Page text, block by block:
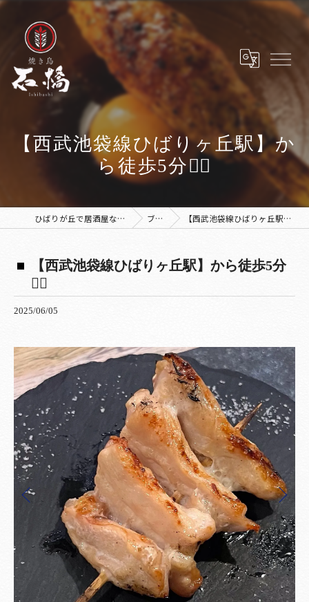
【西武池袋線ひばりヶ丘駅】か
ら徒歩5分🚶‍♀️
ひばりが丘で居酒屋なら焼き鳥 石橋 ブログ 【西武池袋線ひばりヶ丘駅】から徒歩5分🚶‍♀️
【西武池袋線ひばりヶ丘駅】から徒歩5分
🚶‍♀️
2025/06/05